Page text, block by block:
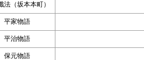
法（坂本本町）
平家物語
平治物語
保元物語